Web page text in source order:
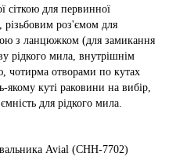
сіткою для первинної
різьбовим роз'ємом для
з ланцюжком (для замикання
рідкого мила, внутрішнім
чотирма отворами по кутах
якому куті раковини на вибір,
для рідкого мила.